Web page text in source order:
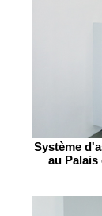
Système
au Palais